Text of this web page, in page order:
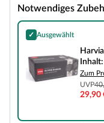
Notwendiges
✓ Ausgewählt
Harvia Olivine Diabase
Zum
UVP
29,90